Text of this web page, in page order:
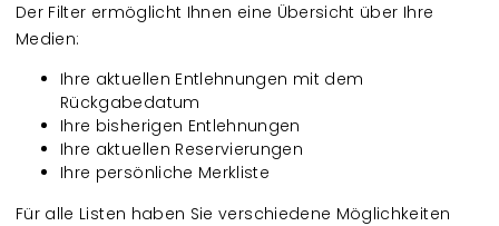
Der Filter ermöglicht Ihnen eine Übersicht über Ihre
Medien:
Ihre aktuellen Entlehnungen mit dem
Rückgabedatum
Ihre bisherigen Entlehnungen
Ihre aktuellen Reservierungen
Ihre persönliche Merkliste
Für alle Listen haben Sie verschiedene Möglichkeiten